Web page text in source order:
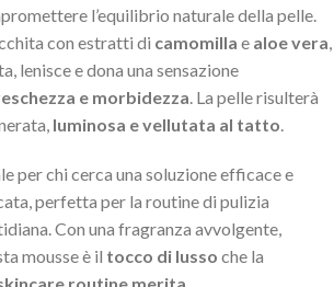
l’equilibrio naturale della pelle.
con estratti di camomilla e aloe vera,
lenisce e dona una sensazione
e morbidezza. La pelle risulterà
luminosa e vellutata al tatto.
per chi cerca una soluzione efficace e
perfetta per la routine di pulizia
Con una fragranza avvolgente,
mousse è il tocco di lusso che la